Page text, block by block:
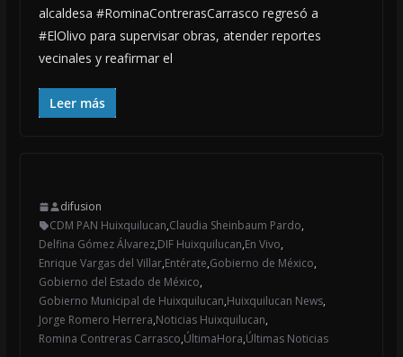
alcaldesa #RominaContrerasCarrasco regresó a
#ElOlivo para supervisar obras, atender reportes
vecinales y reafirmar el
Leer más
difusion
CDM PAN Huixquilucan,Claudia Sheinbaum Pardo,
Delfina Gómez Álvarez,DIF Huixquilucan,En Vivo,
Enrique Vargas del Villar,Entérate,Gobierno de México,
Gobierno del Estado de México,
Gobierno Municipal de Huixquilucan,Huixquilucan News,
Jorge Romero Herrera,Noticias Huixquilucan,
Romina Contreras Carrasco,ÚltimaHora,Últimas Noticias